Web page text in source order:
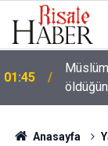
01:45
Anasayfa